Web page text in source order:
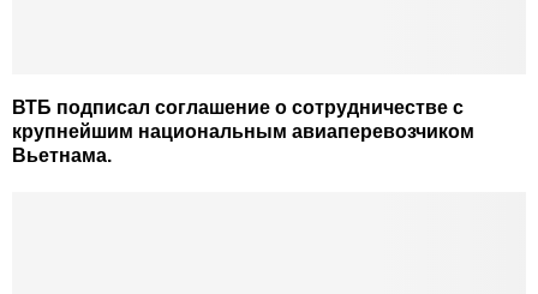
ВТБ подписал соглашение о сотрудничестве с
крупнейшим национальным авиаперевозчиком
Вьетнама.